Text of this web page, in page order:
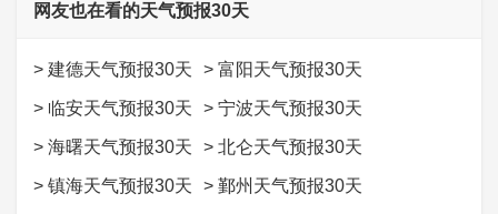
网友也在看的天气预报30天
> 建德天气预报30天 > 富阳天气预报30天
> 临安天气预报30天 > 宁波天气预报30天
> 海曙天气预报30天 > 北仑天气预报30天
> 镇海天气预报30天 > 鄞州天气预报30天